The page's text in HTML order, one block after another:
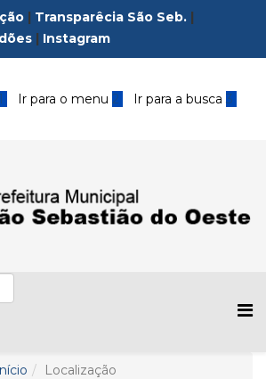
| Transparêcia São Seb. |
| Instagram
1 Ir para o menu 2 Ir para a busca3
Localização